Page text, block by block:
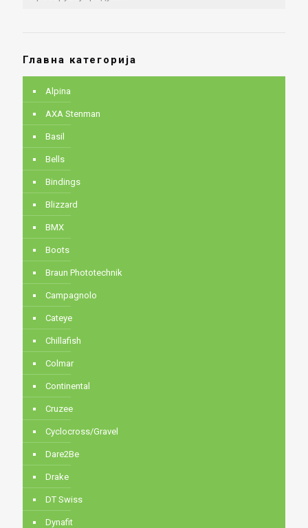
Главна категорија
Alpina
AXA Stenman
Basil
Bells
Bindings
Blizzard
BMX
Boots
Braun Phototechnik
Campagnolo
Cateye
Chillafish
Colmar
Continental
Cruzee
Cyclocross/Gravel
Dare2Be
Drake
DT Swiss
Dynafit